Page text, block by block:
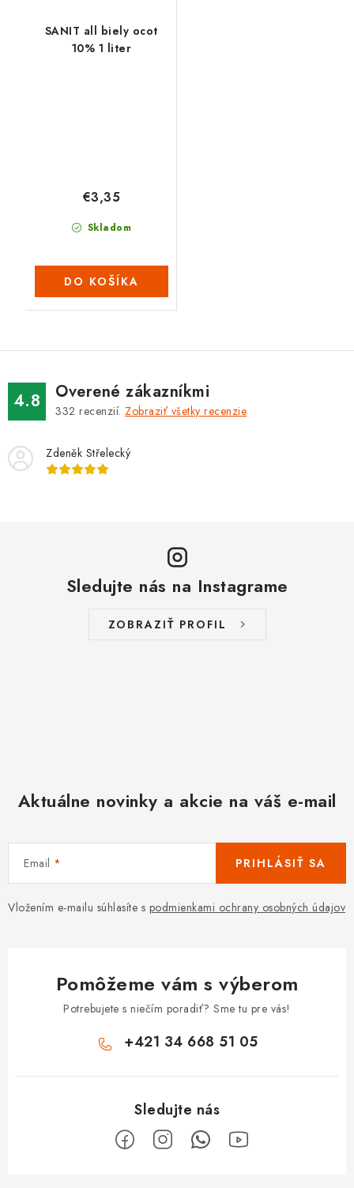
SANIT all biely ocot
10% 1 liter
Skladom
€3,35
DO KOŠÍKA
4.8 Overené zákazníkmi
332 recenzií. Zobraziť všetky recenzie
Zdeněk Střelecký
Sledujte nás na Instagrame
ZOBRAZIŤ PROFIL
Aktuálne novinky a akcie na váš e-mail
Email
Vložením e-mailu súhlasíte s podmienkami ochrany osobných údajov
PRIHLÁSIŤ SA
Pomôžeme vám s výberom
Potrebujete s niečím poradiť? Sme tu pre vás!
+421 34 668 51 05